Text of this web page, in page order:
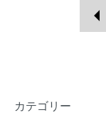
カテゴリー